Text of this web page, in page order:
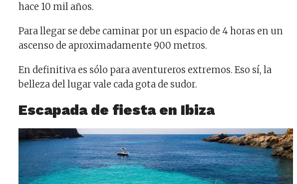
hace 10 mil años.
Para llegar se debe caminar por un espacio de 4 horas en un
ascenso de aproximadamente 900 metros.
En definitiva es sólo para aventureros extremos. Eso sí, la
belleza del lugar vale cada gota de sudor.
Escapada de fiesta en Ibiza